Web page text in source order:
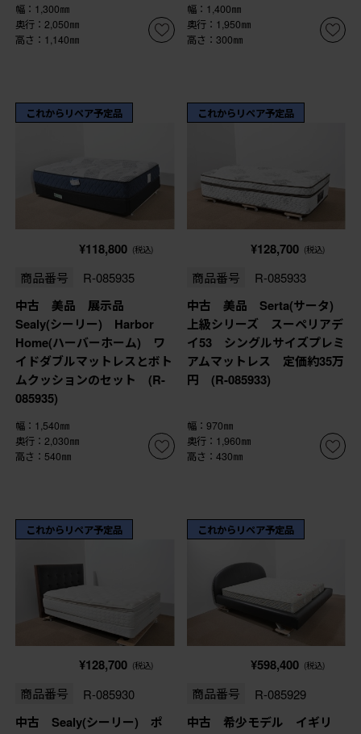
幅：1,300㎜
奥行：2,050㎜
高さ：1,140㎜
幅：1,400㎜
奥行：1,950㎜
高さ：300㎜
これからリペア予定品
¥118,800 (税込)
商品番号 R-085935
中古 美品 展示品
Sealy(シーリー) Harbor
Home(ハーバーホーム) ワ
イドダブルマットレスとボト
ムクッションのセット (R-
085935)
幅：1,540㎜
奥行：2,030㎜
高さ：540㎜
これからリペア予定品
¥128,700 (税込)
商品番号 R-085933
中古 美品 Serta(サータ)
上級シリーズ スーペリアデ
イ53 シングルサイズプレミ
アムマットレス 定価約35万
円 (R-085933)
幅：970㎜
奥行：1,960㎜
高さ：430㎜
これからリペア予定品
¥128,700 (税込)
商品番号 R-085930
中古 Sealy(シーリー) ポ
これからリペア予定品
¥598,400 (税込)
商品番号 R-085929
中古 希少モデル イギリ